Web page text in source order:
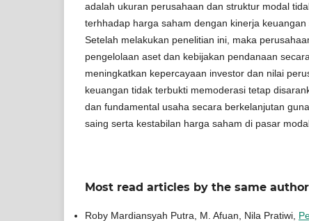
adalah ukuran perusahaan dan struktur modal
terhhadap harga saham dengan kinerja
Setelah melakukan penelitian ini, maka
pengelolaan aset dan kebijakan pendanaan
meningkatkan kepercayaan investor dan nilai
keuangan tidak terbukti memoderasi tetap
dan fundamental usaha secara berkelanjutan
saing serta kestabilan harga saham di pasar
Most read articles by the same
Roby Mardiansyah Putra, M. Afuan, Nila Pratiwi,